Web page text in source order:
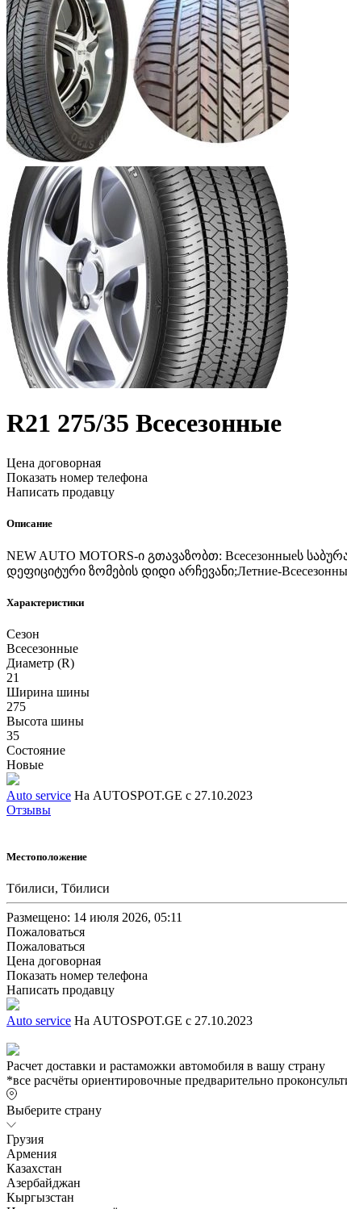
R21 275/35 Всесезонные
Цена договорная
Показать номер телефона
Написать продавцу
Описание
NEW AUTO MOTORS-ი გთავაზობთ: Всесезонныеს
დეფიციტური ზომების დიდი არჩევანი;Летние-
Характеристики
Сезон
Всесезонные
Диаметр (R)
21
Ширина шины
275
Высота шины
35
Состояние
Новые
Auto service На AUTOSPOT.GE с 27.10.2023
Отзывы
Местоположение
Тбилиси, Тбилиси
Размещено: 14 июля 2026, 05:11
Пожаловаться
Пожаловаться
Цена договорная
Показать номер телефона
Написать продавцу
Auto service На AUTOSPOT.GE с 27.10.2023
Расчет доставки и растаможки автомобиля в вашу страну
*все расчёты ориентировочные предварительно
Выберите страну
Грузия
Армения
Казахстан
Азербайджан
Кыргызстан